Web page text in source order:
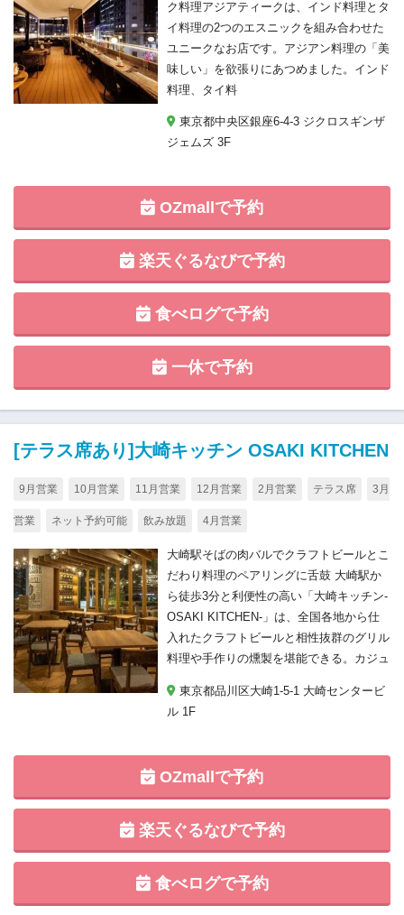
ク料理アジアティークは、インド料理とタ
イ料理の2つのエスニックを組み合わせた
ユニークなお店です。アジアン料理の「美
味しい」を欲張りにあつめました。インド
料理、タイ料
東京都中央区銀座6-4-3 ジクロスギンザ
ジェムズ 3F
OZmallで予約
楽天ぐるなびで予約
食べログで予約
一休で予約
[テラス席あり]大崎キッチン OSAKI KITCHEN
9月営業 10月営業 11月営業 12月営業 2月営業 テラス席 3月
営業 ネット予約可能 飲み放題 4月営業
大崎駅そばの肉バルでクラフトビールとこ
だわり料理のペアリングに舌鼓 大崎駅か
ら徒歩3分と利便性の高い「大崎キッチン‐
OSAKI KITCHEN‐」は、全国各地から仕
入れたクラフトビールと相性抜群のグリル
料理や手作りの燻製を堪能できる。カジュ
東京都品川区大崎1-5-1 大崎センタービ
ル 1F
OZmallで予約
楽天ぐるなびで予約
食べログで予約